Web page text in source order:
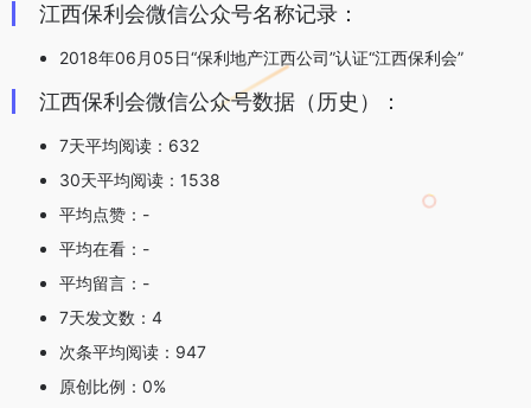
江西保利会微信公众号名称记录：
2018年06月05日“保利地产江西公司”认证“江西保利会”
江西保利会微信公众号数据（历史）：
7天平均阅读：632
30天平均阅读：1538
平均点赞：-
平均在看：-
平均留言：-
7天发文数：4
次条平均阅读：947
原创比例：0%